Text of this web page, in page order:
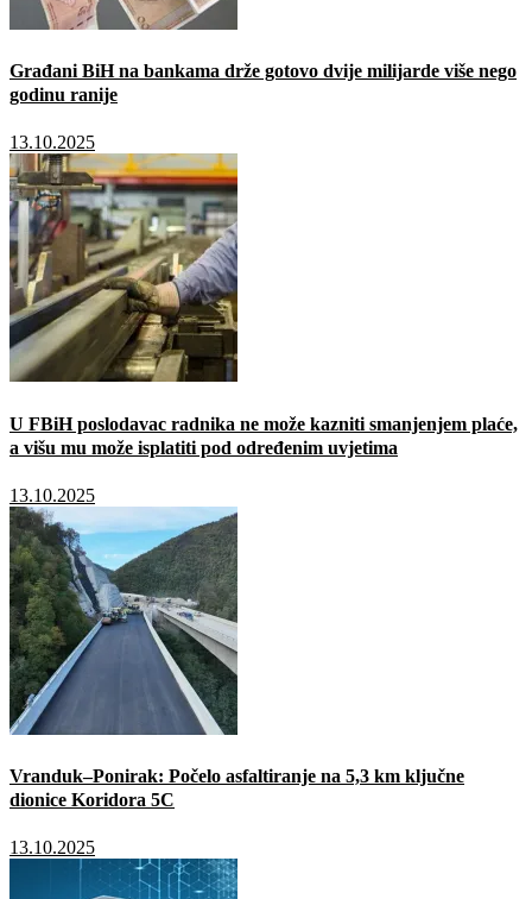
Građani BiH na bankama drže gotovo dvije milijarde više nego
godinu ranije
13.10.2025
U FBiH poslodavac radnika ne može kazniti smanjenjem plaće,
a višu mu može isplatiti pod određenim uvjetima
13.10.2025
Vranduk–Ponirak: Počelo asfaltiranje na 5,3 km ključne
dionice Koridora 5C
13.10.2025